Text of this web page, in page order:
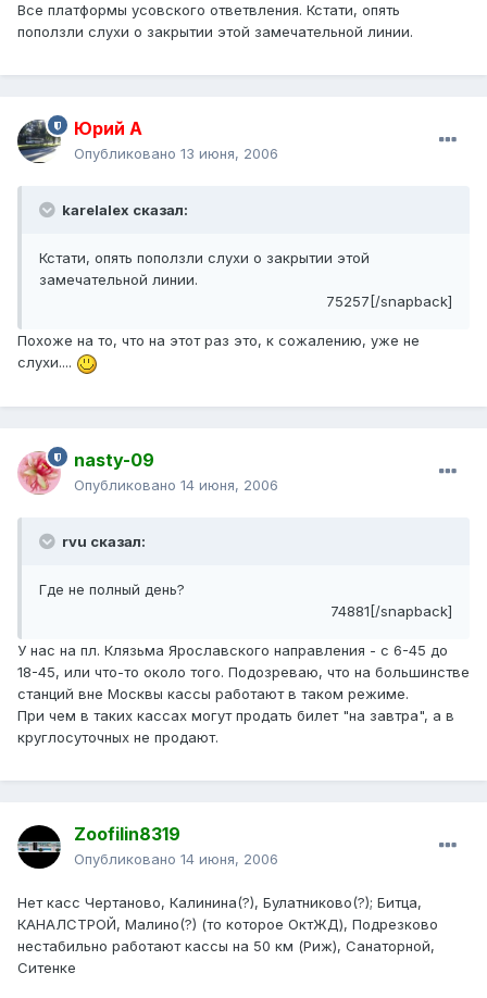
Все платформы усовского ответвления. Кстати, опять
поползли слухи о закрытии этой замечательной линии.
Юрий А
Опубликовано 13 июня, 2006
karelalex сказал:
Кстати, опять поползли слухи о закрытии этой
замечательной линии.
75257[/snapback]
Похоже на то, что на этот раз это, к сожалению, уже не
слухи....
nasty-09
Опубликовано 14 июня, 2006
rvu сказал:
Где не полный день?
74881[/snapback]
У нас на пл. Клязьма Ярославского направления - с 6-45 до
18-45, или что-то около того. Подозреваю, что на большинстве
станций вне Москвы кассы работают в таком режиме.
При чем в таких кассах могут продать билет "на завтра", а в
круглосуточных не продают.
Zoofilin8319
Опубликовано 14 июня, 2006
Нет касс Чертаново, Калинина(?), Булатниково(?); Битца,
КАНАЛСТРОЙ, Малино(?) (то которое ОктЖД), Подрезково
нестабильно работают кассы на 50 км (Риж), Санаторной,
Ситенке